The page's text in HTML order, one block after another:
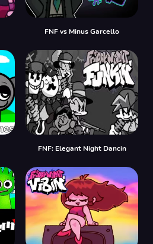
FNF vs Minus Garcello
FNF: Elegant Night Dancin